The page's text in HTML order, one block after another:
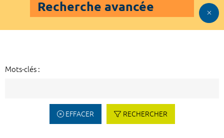
Recherche avancée
Mots-clés :
EFFACER RECHERCHER